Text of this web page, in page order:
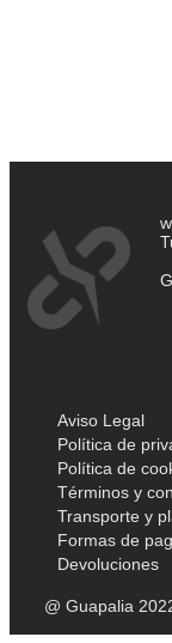
Aviso Legal
Política de
Política de
Términos y
Transporte y
Formas de
Devoluciones
@ Guapalia